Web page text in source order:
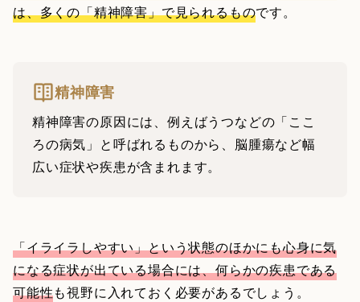
は、多くの「精神障害」で見られるものです。
精神障害
精神障害の原因には、例えばうつなどの「ここ
ろの病気」と呼ばれるものから、脳腫瘍など幅
広い症状や疾患が含まれます。
「イライラしやすい」という状態のほかにも心身に気
になる症状が出ている場合には、何らかの疾患である
可能性も視野に入れておく必要があるでしょう。